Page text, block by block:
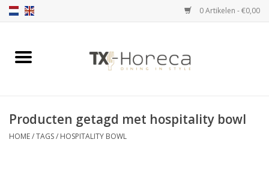
0 Artikelen - €0,00
Home
Catalogi
Producten getagd met hospitality bowl
HOME/TAGS/ HOSPITALITY BOWL